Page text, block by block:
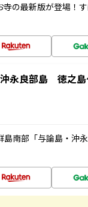
の最新版が登場！
良部島 徳之
南部「与論島・沖